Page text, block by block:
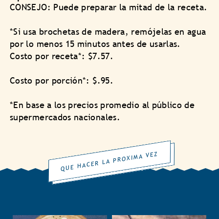
CONSEJO: Puede preparar la mitad de la receta.
*Si usa brochetas de madera, remójelas en agua
por lo menos 15 minutos antes de usarlas.
Costo por receta*: $7.57.
Costo por porción*: $.95.
*En base a los precios promedio al público de
supermercados nacionales.
QUE HACER LA PROXIMA VEZ